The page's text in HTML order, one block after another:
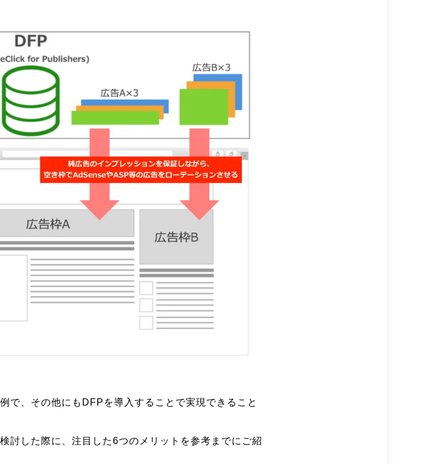
で、その他にもDFPを導入することで実現できること
討した際に、注目した6つのメリットを参考までにご紹